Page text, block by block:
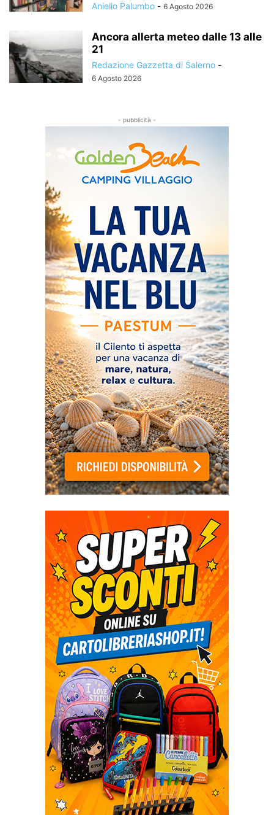
Aniello Palumbo - 6 Agosto 2026
Ancora allerta meteo dalle 13 alle
21
Redazione Gazzetta di Salerno -
6 Agosto 2026
- pubblicità -